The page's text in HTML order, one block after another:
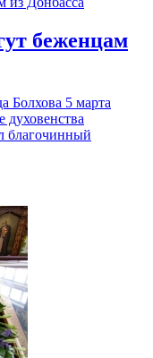
беженцам
Болхова 5 марта
духовенства
благочинный